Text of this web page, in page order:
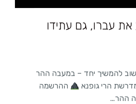
את עברו, גם עתידו
להמשיך יחד – במעבה ההר
הרי גופנא
ההרשמה
ההר…